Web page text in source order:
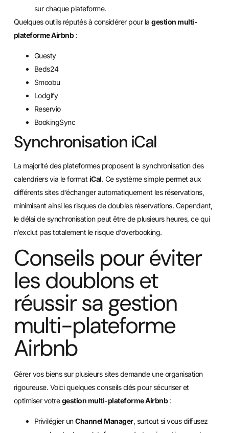
sur chaque plateforme.
Quelques outils réputés à considérer pour lagestion multi-
plateforme Airbnb:
Guesty
Beds24
Smoobu
Lodgify
Reservio
BookingSync
Synchronisation iCal
La majorité des plateformes proposent la synchronisation des
calendriers via le format iCal. Ce système simple permet aux
différents sites d’échanger automatiquement les réservations,
minimisant ainsi les risques de doubles réservations. Cependant,
le délai de synchronisation peut être de plusieurs heures, ce qui
n’exclut pas totalement le risque d’overbooking.
Conseils pour éviter
les doublons et
réussir sa gestion
multi-plateforme
Airbnb
Gérer vos biens sur plusieurs sites demande une organisation
rigoureuse. Voici quelques conseils clés pour sécuriser et
optimiser votregestion multi-plateforme Airbnb:
Privilégier unChannel Manager, surtout si vous diffusez